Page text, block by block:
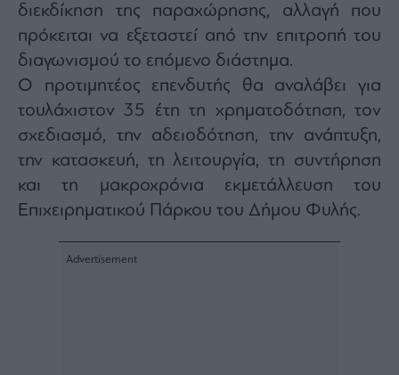
διεκδίκηση της παραχώρησης, αλλαγή που
πρόκειται να εξεταστεί από την επιτροπή του
διαγωνισμού το επόμενο διάστημα.
Ο προτιμητέος επενδυτής θα αναλάβει για
τουλάχιστον 35 έτη τη χρηματοδότηση, τον
σχεδιασμό, την αδειοδότηση, την ανάπτυξη,
την κατασκευή, τη λειτουργία, τη συντήρηση
και τη μακροχρόνια εκμετάλλευση του
Επιχειρηματικού Πάρκου του Δήμου Φυλής.